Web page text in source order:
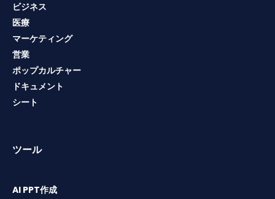
ビジネス
医療
マーケティング
営業
ポップカルチャー
ドキュメント
シート
ツール
AI PPT作成